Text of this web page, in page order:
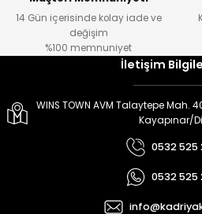
14 Gün içerisinde kolay iade ve
değişim
%100 memnuniyet
İletişim
WINS TOWN AVM Talaytepe Mah.
Kayapınar/
0532 525
0532 525